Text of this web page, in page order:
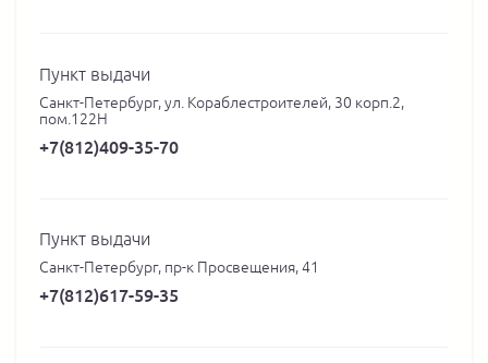
Пункт выдачи
Санкт-Петербург, ул. Кораблестроителей, 30 корп.2,
пом.122Н
+7(812)409-35-70
Пункт выдачи
Санкт-Петербург, пр-к Просвещения, 41
+7(812)617-59-35